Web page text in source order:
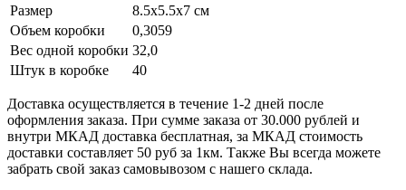
Размер
8.5х5.5х7 см
Объем коробки
0,3059
Вес одной коробки 32,0
Штук в коробке
40
Доставка осуществляется в течение 1-2 дней после
оформления заказа. При сумме заказа от 30.000 рублей и
внутри МКАД доставка бесплатная, за МКАД стоимость
доставки составляет 50 руб за 1км. Также Вы всегда можете
забрать свой заказ самовывозом с нашего склада.